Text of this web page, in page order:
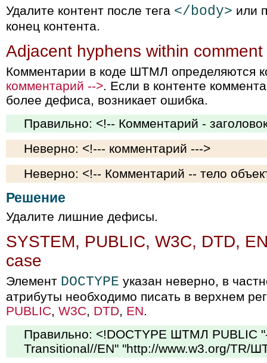
Удалите контент после тега </body> или
конец контента.
Adjacent hyphens within comment
Комментарии в коде ШТМЛ определяются
комментарий --> . Если в контенте
более дефиса, возникает ошибка.
Правильно: <!-- Комментарий -
Неверно: <!--- комментарий --->
Неверно: <!-- Комментарий -- тело
Решение
Удалите лишние дефисы.
SYSTEM, PUBLIC, W3C, DTD,
case
Элемент DOCTYPE указан неверно, в
атрибуты необходимо писать в верхнем
PUBLIC, W3C, DTD, EN.
Правильно: <!DOCTYPE ШТМЛ PUBLIC
Transitional//EN" "http://www.w3.org/TR/